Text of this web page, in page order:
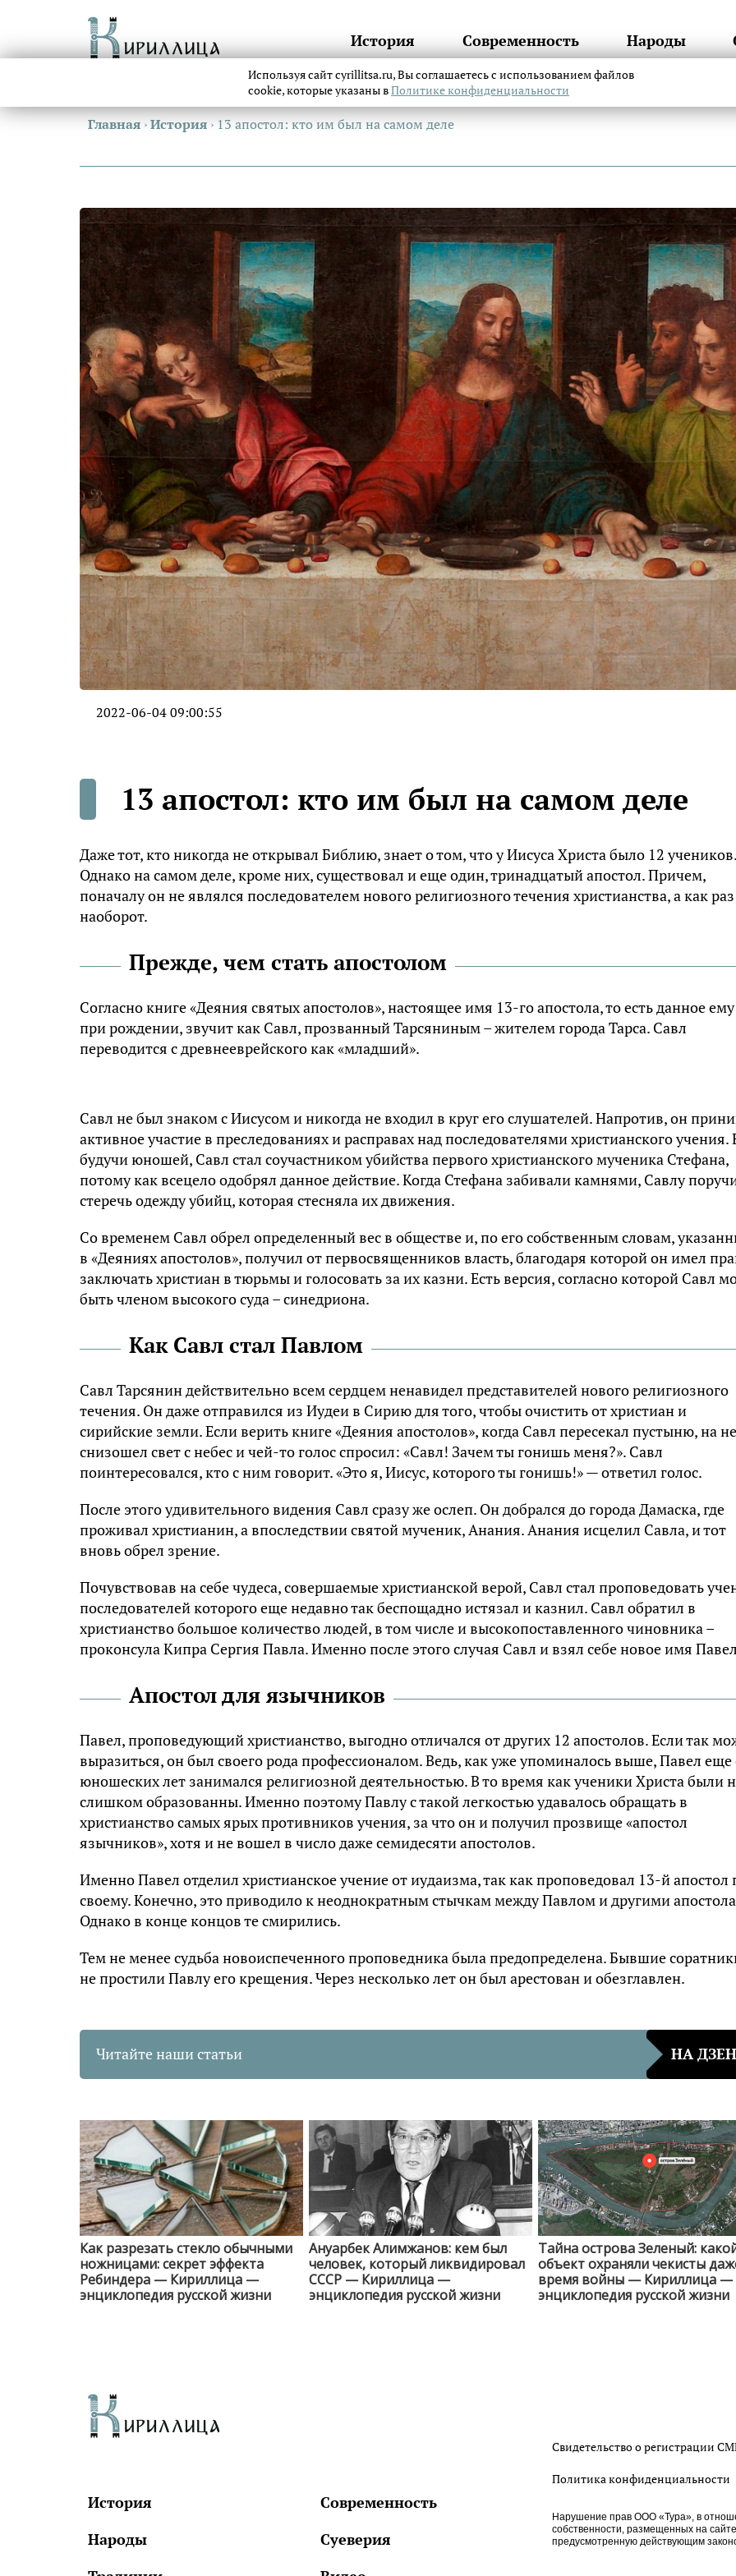
История Современность Народы
Главная ›История › 13 апостол: кто им был на самом деле
2022-06-04 09:00:55
13 апостол: кто им был на самом деле
Даже тот, кто никогда не открывал Библию, знает о том, что у Иисуса Христа было 12 учеников.
Однако на самом деле, кроме них, существовал и еще один, тринадцатый апостол. Причем,
поначалу он не являлся последователем нового религиозного течения христианства, а как раз
наоборот.
Прежде, чем стать апостолом
Согласно книге «Деяния святых апостолов», настоящее имя 13-го апостола, то есть данное ему
при рождении, звучит как Савл, прозванный Тарсяниным – жителем города Тарса. Савл
переводится с древнееврейского как «младший».
Савл не был знаком с Иисусом и никогда не входил в круг его слушателей. Напротив, он
активное участие в преследованиях и расправах над последователями христианского учения.
будучи юношей, Савл стал соучастником убийства первого христианского мученика Стефана,
потому как всецело одобрял данное действие. Когда Стефана забивали камнями, Савлу
стеречь одежду убийц, которая стесняла их движения.
Со временем Савл обрел определенный вес в обществе и, по его собственным словам,
в «Деяниях апостолов», получил от первосвященников власть, благодаря которой он имел
заключать христиан в тюрьмы и голосовать за их казни. Есть версия, согласно которой Савл
быть членом высокого суда – синедриона.
Как Савл стал Павлом
Савл Тарсянин действительно всем сердцем ненавидел представителей нового религиозного
течения. Он даже отправился из Иудеи в Сирию для того, чтобы очистить от христиан и
сирийские земли. Если верить книге «Деяния апостолов», когда Савл пересекал пустыню, на
снизошел свет с небес и чей-то голос спросил: «Савл! Зачем ты гонишь меня?». Савл
поинтересовался, кто с ним говорит. «Это я, Иисус, которого ты гонишь!» — ответил голос.
После этого удивительного видения Савл сразу же ослеп. Он добрался до города Дамаска, где
проживал христианин, а впоследствии святой мученик, Анания. Анания исцелил Савла, и тот
вновь обрел зрение.
Почувствовав на себе чудеса, совершаемые христианской верой, Савл стал проповедовать
последователей которого еще недавно так беспощадно истязал и казнил. Савл обратил в
христианство большое количество людей, в том числе и высокопоставленного чиновника –
проконсула Кипра Сергия Павла. Именно после этого случая Савл и взял себе новое имя
Апостол для язычников
Павел, проповедующий христианство, выгодно отличался от других 12 апостолов. Если так
выразиться, он был своего рода профессионалом. Ведь, как уже упоминалось выше, Павел еще
юношеских лет занимался религиозной деятельностью. В то время как ученики Христа были
слишком образованны. Именно поэтому Павлу с такой легкостью удавалось обращать в
христианство самых ярых противников учения, за что он и получил прозвище «апостол
язычников», хотя и не вошел в число даже семидесяти апостолов.
Именно Павел отделил христианское учение от иудаизма, так как проповедовал 13-й апостол
своему. Конечно, это приводило к неоднократным стычкам между Павлом и другими
Однако в конце концов те смирились.
Тем не менее судьба новоиспеченного проповедника была предопределена. Бывшие
не простили Павлу его крещения. Через несколько лет он был арестован и обезглавлен.
Читайте наши статьи НА ДЗЕН
Как разрезать стекло обычными
ножницами: секрет эффекта
Ребиндера — Кириллица —
энциклопедия русской жизни
Ануарбек Алимжанов: кем был
человек, который ликвидировал
СССР — Кириллица —
энциклопедия русской жизни
Тайна острова Зеленый:
объект охраняли чекисты
время войны — Кириллица —
энциклопедия русской жизни
История
Современность
Народы
Суеверия
Свидетельство о регистрации
Политика конфиденциальности
Нарушение прав ООО «Тура», в
собственности, размещенных на
предусмотренную действующим
Используя сайт cyrillitsa.ru, Вы соглашаетесь с использованием файлов
cookie, которые указаны вПолитике конфиденциальности